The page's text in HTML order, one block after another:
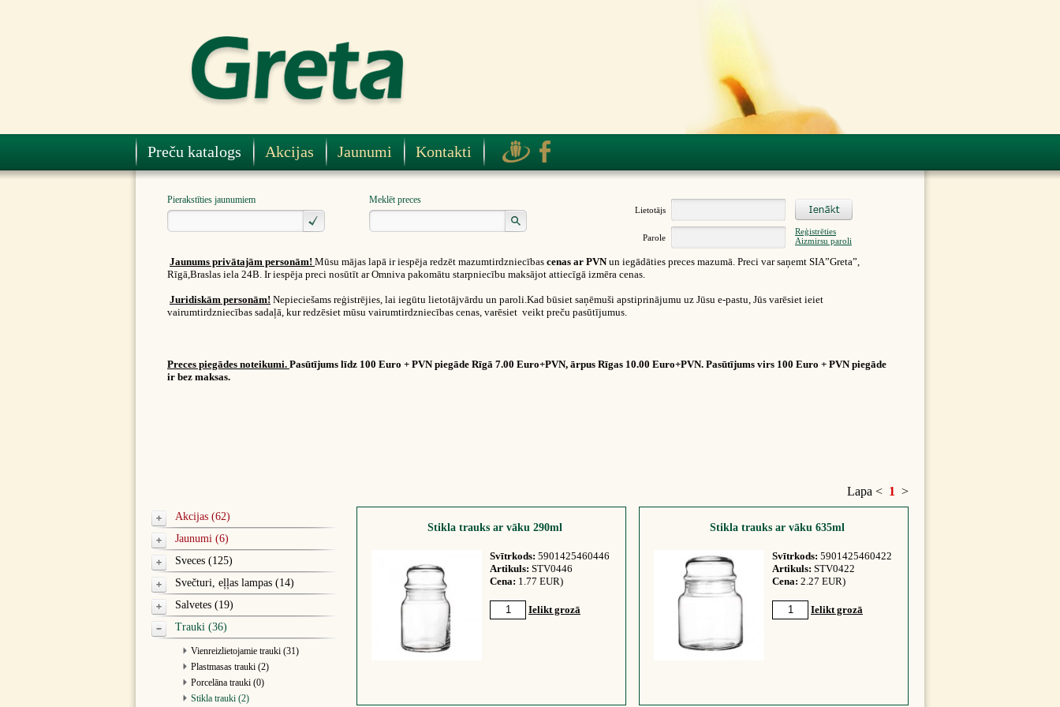
Preču katalogs Akcijas Jaunumi Kontakti
Pierakstīties jaunumiem Meklēt preces
Lietotājs
Parole
Reģistrēties
Aizmirsu paroli
Jaunums privātajām personām! Mūsu mājas lapā ir iespēja redzēt mazumtirdzniecības cenas ar PVNun iegādāties preces mazumā. Preci var saņemt SIA”Greta”,
Rīgā,Braslas iela 24B. Ir iespēja preci nosūtīt ar Omniva pakomātu starpniecību maksājot attiecīgā izmēra cenas.
Juridiskām personām! Nepieciešams reģistrējies, lai iegūtu lietotājvārdu un paroli.Kad būsiet saņēmuši apstiprinājumu uz Jūsu e-pastu, Jūs varēsiet ieiet
vairumtirdzniecības sadaļā, kur redzēsiet mūsu vairumtirdzniecības cenas, varēsiet veikt preču pasūtījumus.
Preces piegādes noteikumi. Pasūtījums līdz 100 Euro + PVN piegāde Rīgā 7.00 Euro+PVN, ārpus Rīgas 10.00 Euro+PVN. Pasūtījums virs 100 Euro + PVN piegāde
ir bez maksas.
Akcijas (62)
Jaunumi (6)
Sveces (125)
Svečturi, eļļas lampas (14)
Salvetes (19)
Trauki (36)
Vienreizlietojamie trauki (31)
Plastmasas trauki (2)
Porcelāna trauki (0)
Stikla trauki (2)
Lapa < 1 >
Stikla trauks ar vāku 290ml
Svītrkods: 5901425460446
Artikuls: STV0446
Cena: 1.77 EUR)
Ielikt grozā
Stikla trauks ar vāku 635ml
Svītrkods: 5901425460422
Artikuls: STV0422
Cena: 2.27 EUR)
Ielikt grozā